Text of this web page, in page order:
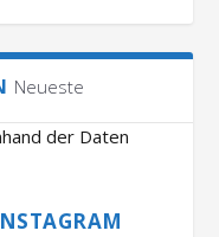
Neueste